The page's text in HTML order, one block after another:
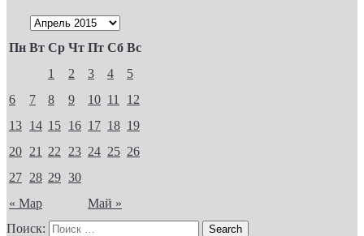
Пн Вт Ср Чт Пт Сб Вс
« Мар Май »
1 2 3 4
5
6
7 8 9 10 11
12
13 14 15 16 17 18 19
20 21 22 23 24 25 26
27 28 29 30
Поиск: